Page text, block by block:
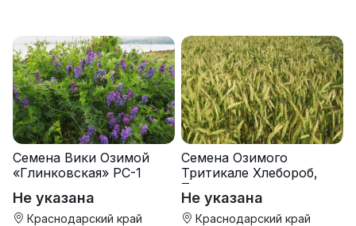
Семена Вики Озимой
«Глинковская» РС-1
Не указана
Краснодарский край
Семена Озимого
Тритикале Хлебороб,
Тихон
Не указана
Краснодарский край